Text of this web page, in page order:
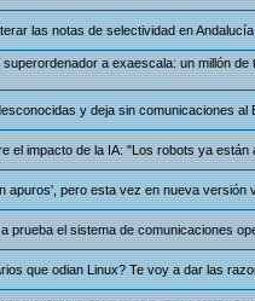
las notas de selectividad en Andalucía
a exaescala: un millón
y deja sin comunicaciones al
el impacto de la IA: "Los robots ya están
apuros', pero esta vez en nueva versión
prueba el sistema de comunicaciones
que odian Linux? Te voy a dar las